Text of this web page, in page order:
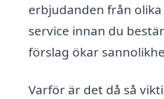
erbjudanden från
service innan du
förslag ökar
Varför är det då så